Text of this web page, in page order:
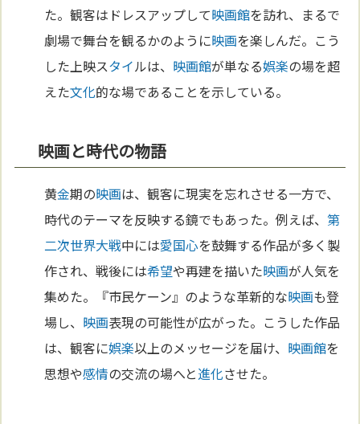
た。観客はドレスアップして映画館を訪れ、まるで
劇場で舞台を観るかのように映画を楽しんだ。こう
した上映スタイルは、 映画館が単なる娯楽の場を超
えた文化的な場であることを示している。
映画と時代の物語
黄金期の映画は、観客に現実を忘れさせる一方で、
時代のテーマを反映する鏡でもあった。例えば、第
二次世界大戦中には愛国心を鼓舞する作品が多く製
作され、戦後には希望や再建を描いた映画が人気を
集めた。『市民ケーン』のような革新的な映画も登
場し、 映画表現の可能性が広がった。こうした作品
は、観客に娯楽以上のメッセージを届け、 映画館を
思想や感情の交流の場へと進化させた。